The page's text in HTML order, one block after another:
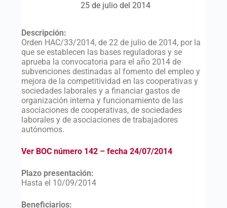
25 de julio del 2014
Descripción:
Orden HAC/33/2014, de 22 de julio de 2014, por la
que se establecen las bases reguladoras y se
aprueba la convocatoria para el año 2014 de
subvenciones destinadas al fomento del empleo y
mejora de la competitividad en las cooperativas y
sociedades laborales y a financiar gastos de
organización interna y funcionamiento de las
asociaciones de cooperativas, de sociedades
laborales y de asociaciones de trabajadores
autónomos.
Ver BOC número 142 – fecha 24/07/2014
Plazo presentación:
Hasta el 10/09/2014
Beneficiarios: